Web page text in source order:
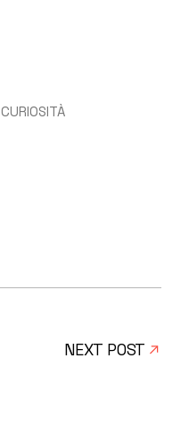
CURIOSITÀ
NEXT POST